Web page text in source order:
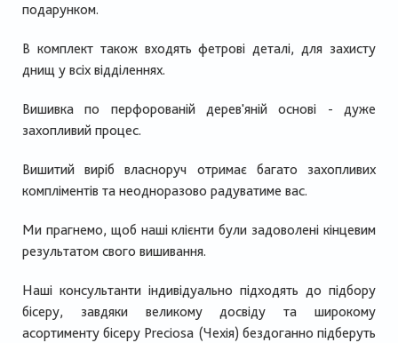
подарунком.
В комплект також входять фетрові деталі, для захисту
днищ у всіх відділеннях.
Вишивка по перфорованій дерев'яній основі - дуже
захопливий процес.
Вишитий виріб власноруч отримає багато захопливих
компліментів та неодноразово радуватиме вас.
Ми прагнемо, щоб наші клієнти були задоволені кінцевим
результатом свого вишивання.
Наші консультанти індивідуально підходять до підбору
бісеру, завдяки великому досвіду та широкому
асортименту бісеру Preciosa (Чехія) бездоганно підберуть